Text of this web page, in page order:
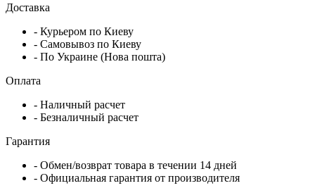
Доставка
- Курьером по Киеву
- Самовывоз по Киеву
- По Украине (Нова пошта)
Оплата
- Наличный расчет
- Безналичный расчет
Гарантия
- Обмен/возврат товара в течении 14 дней
- Официальная гарантия от производителя